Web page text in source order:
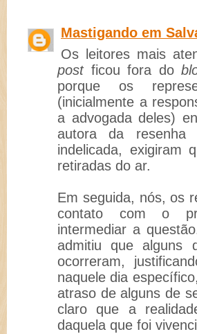
Mastigando em
Os leitores mais
postficou fora do
porque os
(inicialmente a
a advogada deles)
autora da
indelicada, exigiram
retiradas do ar.
Em seguida, nós, os
contato com o
intermediar a
admitiu que alguns
ocorreram,
naquele dia
atraso de alguns de
claro que a
daquela que foi